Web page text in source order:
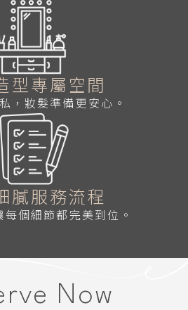
型專屬空間
，妝髮準備更安心。
膩服務流程
個細節都完美到位。
Now